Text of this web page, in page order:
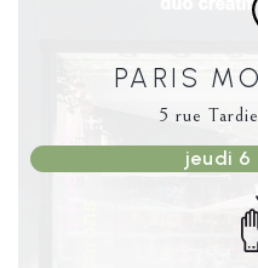
PARIS
5 rue
jeudi 6